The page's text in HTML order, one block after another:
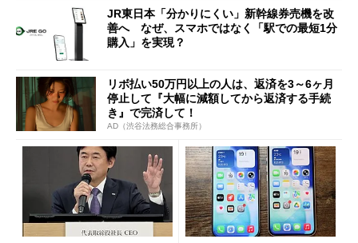
JR東日本「分かりにくい」新幹線券売機を改
善へ なぜ、スマホではなく「駅での最短1分
購入」を実現？
リボ払い50万円以上の人は、返済を3～6ヶ月
停止して『大幅に減額してから返済する手続
き』で完済して！
AD（渋谷法務総合事務所）